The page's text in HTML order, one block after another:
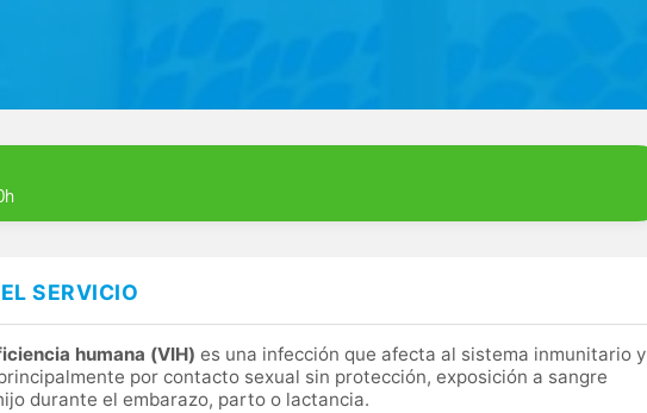
SERVICIO
humana (VIH) es una infección que afecta al sistema inmunitario y
por contacto sexual sin protección, exposición a sangre
durante el embarazo, parto o lactancia.